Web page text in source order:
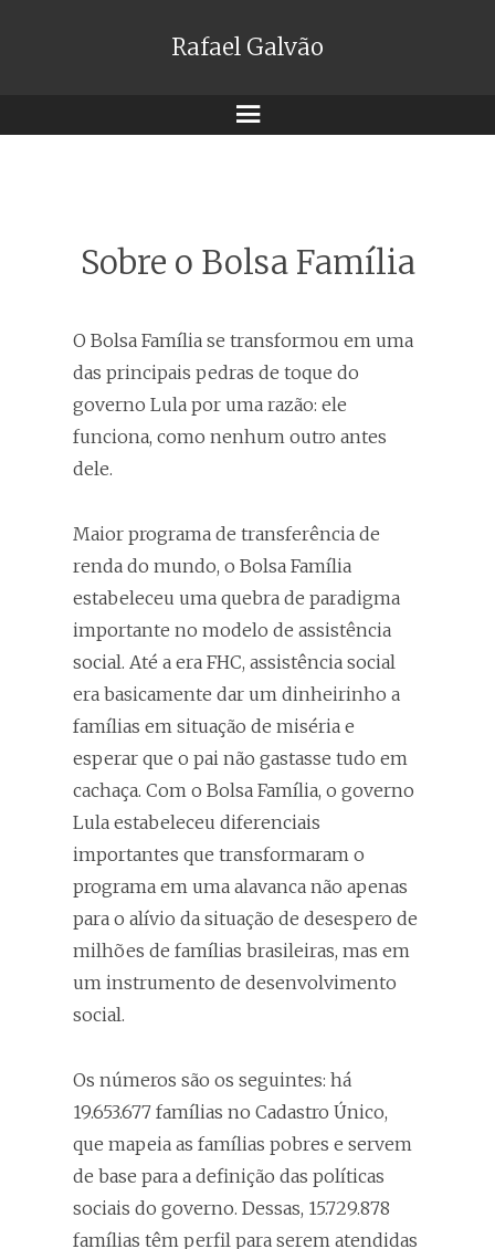
Rafael Galvão
Menu
Sobre o Bolsa Família
O Bolsa Família se transformou em uma
das principais pedras de toque do
governo Lula por uma razão: ele
funciona, como nenhum outro antes
dele.
Maior programa de transferência de
renda do mundo, o Bolsa Família
estabeleceu uma quebra de paradigma
importante no modelo de assistência
social. Até a era FHC, assistência social
era basicamente dar um dinheirinho a
famílias em situação de miséria e
esperar que o pai não gastasse tudo em
cachaça. Com o Bolsa Família, o governo
Lula estabeleceu diferenciais
importantes que transformaram o
programa em uma alavanca não apenas
para o alívio da situação de desespero de
milhões de famílias brasileiras, mas em
um instrumento de desenvolvimento
social.
Os números são os seguintes: há
19.653.677 famílias no Cadastro Único,
que mapeia as famílias pobres e servem
de base para a definição das políticas
sociais do governo. Dessas, 15.729.878
famílias têm perfil para serem atendidas